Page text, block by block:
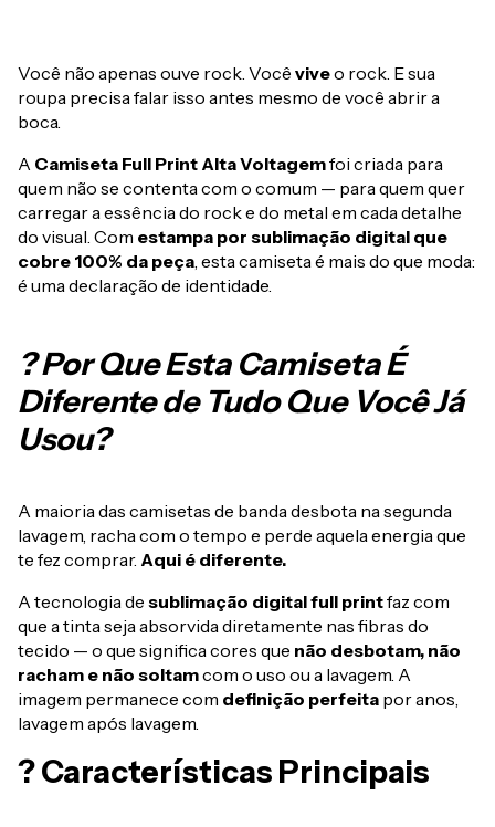
Você não apenas ouve rock. Você viveo rock. E sua
roupa precisa falar isso antes mesmo de você abrir a
boca.
A Camiseta Full Print Alta Voltagemfoi criada para
quem não se contenta com o comum — para quem quer
carregar a essência do rock e do metal em cada detalhe
do visual. Com estampa por sublimação digital que
cobre 100% da peça, esta camiseta é mais do que moda:
é uma declaração de identidade.
? Por Que Esta Camiseta É
Diferente de Tudo Que Você Já
Usou?
A maioria das camisetas de banda desbota na segunda
lavagem, racha com o tempo e perde aquela energia que
te fez comprar. Aqui é diferente.
A tecnologia de sublimação digital full printfaz com
que a tinta seja absorvida diretamente nas fibras do
tecido — o que significa cores que não desbotam, não
racham e não soltamcom o uso ou a lavagem. A
imagem permanece com definição perfeita por anos,
lavagem após lavagem.
? Características Principais